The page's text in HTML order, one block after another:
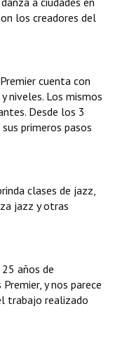
los creadores del
cuenta con
niveles. Los mismos
Desde los 3
primeros pasos
clases de jazz,
jazz y otras
años de
y nos parece
trabajo realizado